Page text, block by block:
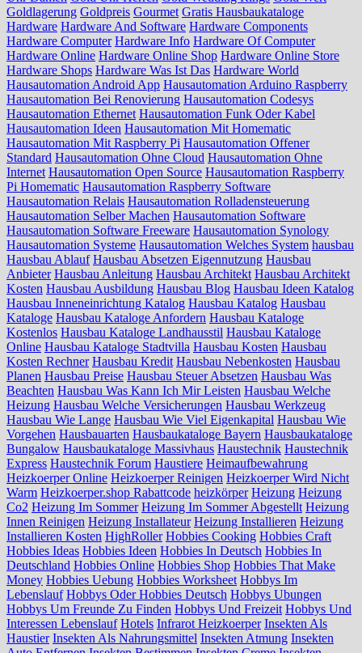
Goldlagerung Goldpreis Gourmet Gratis Hausbaukataloge
Hardware Hardware And Software Hardware Components
Hardware Computer Hardware Info Hardware Of Computer
Hardware Online Hardware Online Shop Hardware Online Store
Hardware Shops Hardware Was Ist Das Hardware World
Hausautomation Android App Hausautomation Arduino Raspberry
Hausautomation Bei Renovierung Hausautomation Codesys
Hausautomation Ethernet Hausautomation Funk Oder Kabel
Hausautomation Ideen Hausautomation Mit Homematic
Hausautomation Mit Raspberry Pi Hausautomation Offener
Standard Hausautomation Ohne Cloud Hausautomation Ohne
Internet Hausautomation Open Source Hausautomation Raspberry
Pi Homematic Hausautomation Raspberry Software
Hausautomation Relais Hausautomation Rolladensteuerung
Hausautomation Selber Machen Hausautomation Software
Hausautomation Software Freeware Hausautomation Synology
Hausautomation Systeme Hausautomation Welches System hausbau
Hausbau Ablauf Hausbau Absetzen Eigennutzung Hausbau
Anbieter Hausbau Anleitung Hausbau Architekt Hausbau Architekt
Kosten Hausbau Ausbildung Hausbau Blog Hausbau Ideen Katalog
Hausbau Inneneinrichtung Katalog Hausbau Katalog Hausbau
Kataloge Hausbau Kataloge Anfordern Hausbau Kataloge
Kostenlos Hausbau Kataloge Landhausstil Hausbau Kataloge
Online Hausbau Kataloge Stadtvilla Hausbau Kosten Hausbau
Kosten Rechner Hausbau Kredit Hausbau Nebenkosten Hausbau
Planen Hausbau Preise Hausbau Steuer Absetzen Hausbau Was
Beachten Hausbau Was Kann Ich Mir Leisten Hausbau Welche
Heizung Hausbau Welche Versicherungen Hausbau Werkzeug
Hausbau Wie Lange Hausbau Wie Viel Eigenkapital Hausbau Wie
Vorgehen Hausbauarten Hausbaukataloge Bayern Hausbaukataloge
Bungalow Hausbaukataloge Massivhaus Haustechnik Haustechnik
Express Haustechnik Forum Haustiere Heimaufbewahrung
Heizkoerper Online Heizkoerper Reinigen Heizkoerper Wird Nicht
Warm Heizkoerper.shop Rabattcode heizkörper Heizung Heizung
Co2 Heizung Im Sommer Heizung Im Sommer Abgestellt Heizung
Innen Reinigen Heizung Installateur Heizung Installieren Heizung
Installieren Kosten HighRoller Hobbies Cooking Hobbies Craft
Hobbies Ideas Hobbies Ideen Hobbies In Deutsch Hobbies In
Deutschland Hobbies Online Hobbies Shop Hobbies That Make
Money Hobbies Uebung Hobbies Worksheet Hobbys Im
Lebenslauf Hobbys Oder Hobbies Deutsch Hobbys Ubungen
Hobbys Um Freunde Zu Finden Hobbys Und Freizeit Hobbys Und
Interessen Lebenslauf Hotels Infrarot Heizkoerper Insekten Als
Haustier Insekten Als Nahrungsmittel Insekten Atmung Insekten